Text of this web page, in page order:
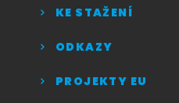
KE STAŽENÍ
ODKAZY
PROJEKTY EU